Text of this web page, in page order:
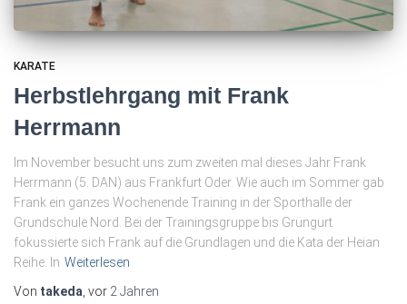
KARATE
Herbstlehrgang mit Frank
Herrmann
Im November besucht uns zum zweiten mal dieses Jahr Frank
Herrmann (5. DAN) aus Frankfurt Oder. Wie auch im Sommer gab
Frank ein ganzes Wochenende Training in der Sporthalle der
Grundschule Nord. Bei der Trainingsgruppe bis Grüngurt
fokussierte sich Frank auf die Grundlagen und die Kata der Heian
Reihe. In Weiterlesen
Von takeda, vor 2 Jahren